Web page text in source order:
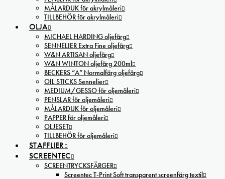
MÅLARDUK för akrylmåleri
TILLBEHÖR för akrylmåleri
OLJA
MICHAEL HARDING oljefärg
SENNELIER Extra Fine oljefärg
W&N ARTISAN oljefärg
W&N WINTON oljefärg 200ml
BECKERS ”A” Normalfärg oljefärg
OIL STICKS Sennelier
MEDIUM/GESSO för oljemåleri
PENSLAR för oljemåleri
MÅLARDUK för oljemåleri
PAPPER för oljemåleri
OLJESET
TILLBEHÖR för oljemåleri
STAFFLIER
SCREENTEC
SCREENTRYCKSFÄRGER
Screentec T-Print Soft transparent screenfärg textil